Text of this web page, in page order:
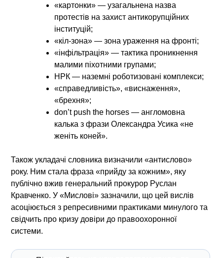
«картонки» — узагальнена назва
протестів на захист антикорупційних
інституцій;
«кіл-зона» — зона ураження на фронті;
«інфільтрація» — тактика проникнення
малими піхотними групами;
НРК — наземні роботизовані комплекси;
«справедливість», «виснаження»,
«брехня»;
don’t push the horses — англомовна
калька з фрази Олександра Усика «не
женіть коней».
Також укладачі словника визначили «антислово»
року. Ним стала фраза «прийду за кожним», яку
публічно вжив генеральний прокурор Руслан
Кравченко. У «Мислові» зазначили, що цей вислів
асоціюється з репресивними практиками минулого та
свідчить про кризу довіри до правоохоронної
системи.